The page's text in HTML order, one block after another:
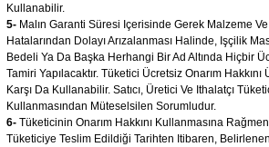
Kullanabilir.
5- Malın Garanti Süresi Içerisinde Gerek Malzeme
Hatalarından Dolayı Arızalanması Halinde, Işçilik
Bedeli Ya Da Başka Herhangi Bir Ad Altında Hiçbir
Tamiri Yapılacaktır. Tüketici Ücretsiz Onarım
Karşı Da Kullanabilir. Satıcı, Üretici Ve Ithalatçı
Kullanmasından Müteselsilen Sorumludur.
6- Tüketicinin Onarım Hakkını Kullanmasına
Tüketiciye Teslim Edildiği Tarihten Itibaren,